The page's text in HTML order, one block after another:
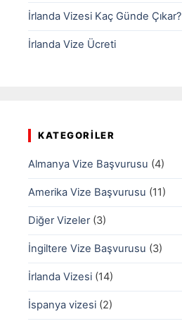
İrlanda Vizesi Kaç Günde Çıkar?
İrlanda Vize Ücreti
KATEGORILER
Almanya Vize Başvurusu (4)
Amerika Vize Başvurusu (11)
Diğer Vizeler(3)
İngiltere Vize Başvurusu (3)
İrlanda Vizesi (14)
İspanya vizesi (2)